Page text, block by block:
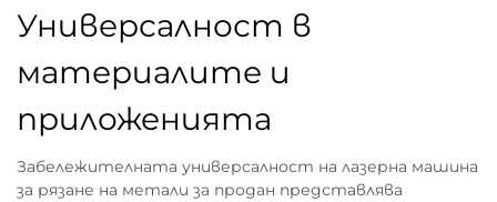
Универсалност в
материалите и
приложенията
Забележителната универсалност на лазерна машина
за рязане на метали за продан представлява